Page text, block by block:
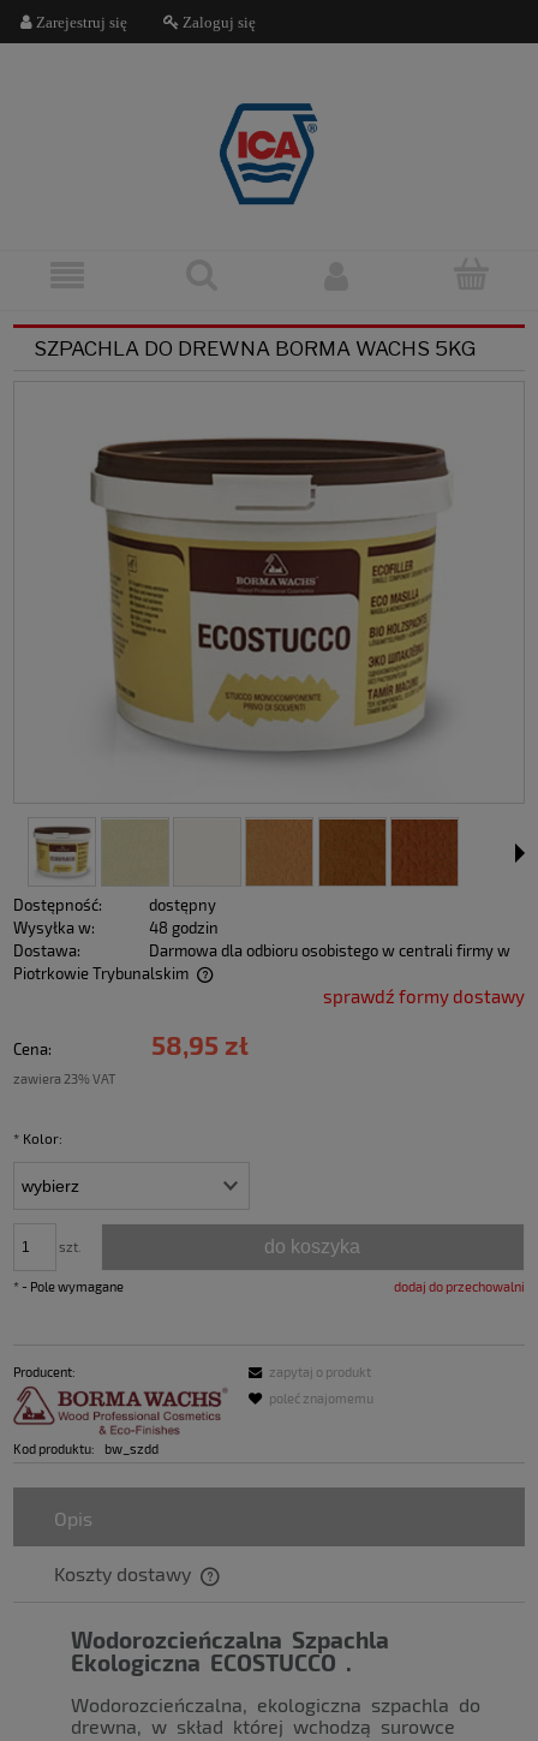
Zarejestruj się Zaloguj się
SZPACHLA DO DREWNA BORMA WACHS 5KG
Dostępność:
dostępny
Wysyłka w:
48 godzin
Dostawa:
Darmowa dla odbioru osobistego w centrali firmy w
Piotrkowie Trybunalskim
sprawdź formy dostawy
Cena: 58,95 zł
zawiera 23% VAT
* Kolor:
szt. do koszyka
dodaj do przechowalni
* - Pole wymagane
Producent:
Kod produktu: bw_szdd
zapytaj o produkt
poleć znajomemu
Opis
Koszty dostawy
Wodorozcieńczalna Szpachla
Ekologiczna ECOSTUCCO .
Wodorozcieńczalna, ekologiczna szpachla do
drewna, w skład której wchodzą surowce